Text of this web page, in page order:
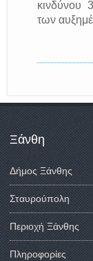
κινδύνου
των
Ξάνθη
Δήμος Ξάνθης
Σταυρούπολη
Περιοχή Ξάνθης
Πληροφορίες